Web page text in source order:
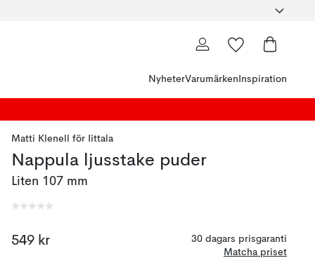
NyheterVarumärken Inspiration
Matti Klenell för Iittala
Nappula ljusstake puder
Liten 107 mm
549 kr
30 dagars prisgaranti
Matcha priset